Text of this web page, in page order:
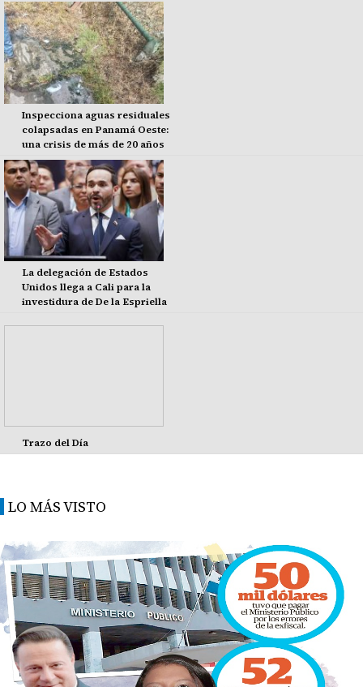
Inspecciona aguas residuales
colapsadas en Panamá Oeste:
una crisis de más de 20 años
La delegación de Estados
Unidos llega a Cali para la
investidura de De la Espriella
Trazo del Día
LO MÁS VISTO